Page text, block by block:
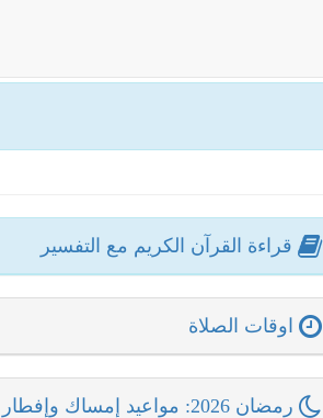
قراءة القرآن الكريم مع التفسير
اوقات الصلاة
رمضان 2026: مواعيد إمساك وإفطار